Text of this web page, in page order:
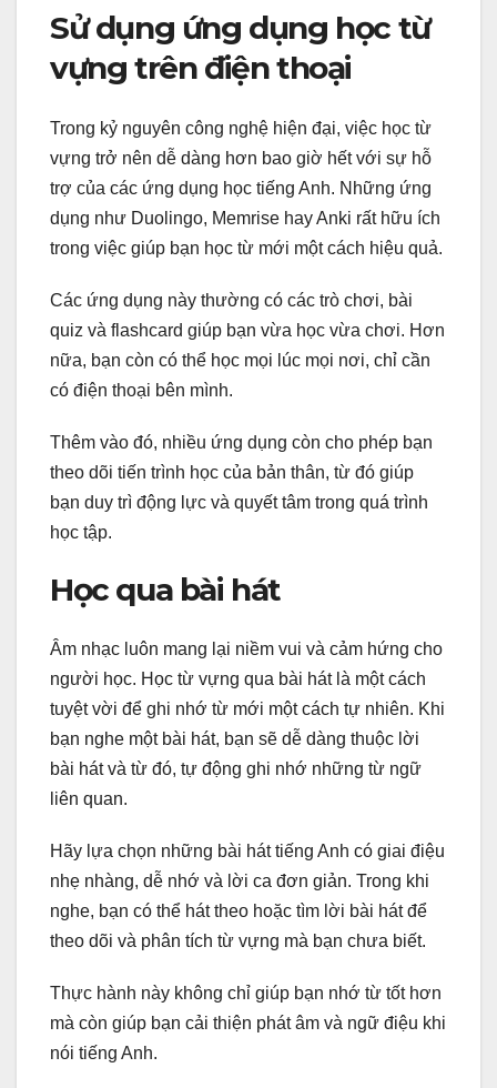
Sử dụng ứng dụng học từ
vựng trên điện thoại
Trong kỷ nguyên công nghệ hiện đại, việc học từ
vựng trở nên dễ dàng hơn bao giờ hết với sự hỗ
trợ của các ứng dụng học tiếng Anh. Những ứng
dụng như Duolingo, Memrise hay Anki rất hữu ích
trong việc giúp bạn học từ mới một cách hiệu quả.
Các ứng dụng này thường có các trò chơi, bài
quiz và flashcard giúp bạn vừa học vừa chơi. Hơn
nữa, bạn còn có thể học mọi lúc mọi nơi, chỉ cần
có điện thoại bên mình.
Thêm vào đó, nhiều ứng dụng còn cho phép bạn
theo dõi tiến trình học của bản thân, từ đó giúp
bạn duy trì động lực và quyết tâm trong quá trình
học tập.
Học qua bài hát
Âm nhạc luôn mang lại niềm vui và cảm hứng cho
người học. Học từ vựng qua bài hát là một cách
tuyệt vời để ghi nhớ từ mới một cách tự nhiên. Khi
bạn nghe một bài hát, bạn sẽ dễ dàng thuộc lời
bài hát và từ đó, tự động ghi nhớ những từ ngữ
liên quan.
Hãy lựa chọn những bài hát tiếng Anh có giai điệu
nhẹ nhàng, dễ nhớ và lời ca đơn giản. Trong khi
nghe, bạn có thể hát theo hoặc tìm lời bài hát để
theo dõi và phân tích từ vựng mà bạn chưa biết.
Thực hành này không chỉ giúp bạn nhớ từ tốt hơn
mà còn giúp bạn cải thiện phát âm và ngữ điệu khi
nói tiếng Anh.